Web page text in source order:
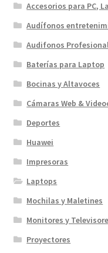
Accesorios para PC,
Audífonos
Audifonos
Baterías para Laptop
Bocinas y Altavoces
Cámaras Web &
Deportes
Huawei
Impresoras
Laptops
Mochilas y Maletines
Monitores y
Proyectores